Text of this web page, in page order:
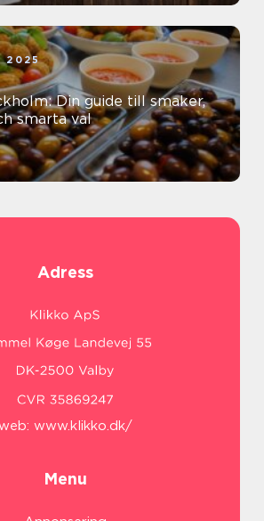
2025
Din guide till smaker,
smarta val
Adress
www.klikko.dk/
Menu